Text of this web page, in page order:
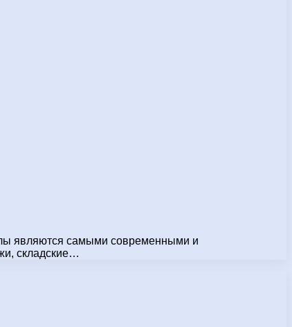
являются самыми современными и
складские…